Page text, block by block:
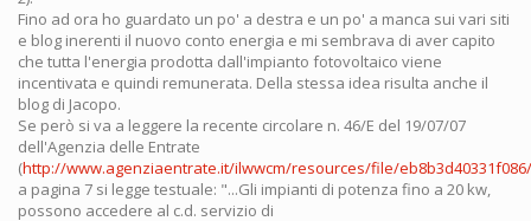
Fino ad ora ho guardato un po' a destra e un po' a manca sui vari siti
e blog inerenti il nuovo conto energia e mi sembrava di aver capito
che tutta l'energia prodotta dall'impianto fotovoltaico viene
incentivata e quindi remunerata. Della stessa idea risulta anche il
blog di Jacopo.
Se però si va a leggere la recente circolare n. 46/E del 19/07/07
dell'Agenzia delle Entrate
(http://www.agenziaentrate.it/ilwwcm/resources/file/eb8b3d40331f086/
a pagina 7 si legge testuale: "...Gli impianti di potenza fino a 20 kw,
possono accedere al c.d. servizio di